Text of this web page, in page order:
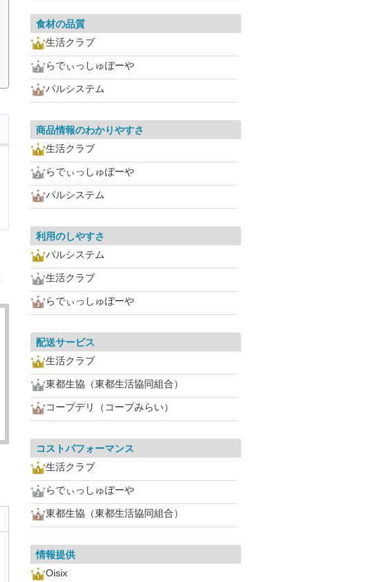
食材の品質
生活クラブ
らでぃっしゅぼーや
パルシステム
商品情報のわかりやすさ
生活クラブ
らでぃっしゅぼーや
パルシステム
利用のしやすさ
パルシステム
生活クラブ
らでぃっしゅぼーや
配送サービス
生活クラブ
東都生協（東都生活協同組合）
コープデリ（コープみらい）
コストパフォーマンス
生活クラブ
らでぃっしゅぼーや
東都生協（東都生活協同組合）
情報提供
Oisix